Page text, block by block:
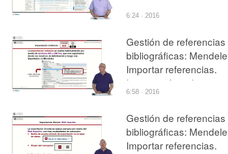
6:24 · 2016
Gestión de referencias
bibliográficas:
Importar referencias.
Importación indirecta
6:58 · 2016
Gestión de referencias
bibliográficas:
Importar referencias.